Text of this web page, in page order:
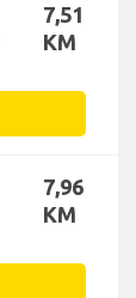
7,51
KM
7,96
KM